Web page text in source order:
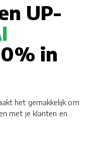
UP-
in
het gemakkelijk om
met je klanten en